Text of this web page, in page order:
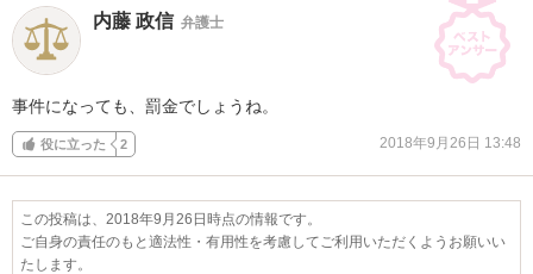
内藤 政信 弁護士
事件になっても、罰金でしょうね。
役に立った 2 2018年9月26日 13:48
この投稿は、2018年9月26日時点の情報です。
ご自身の責任のもと適法性・有用性を考慮してご利用いただくようお願いい
たします。